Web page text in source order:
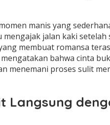
manis yang
jalan kaki setelah
membuat romansa
bahwa cinta
menemani proses sulit
Langsung